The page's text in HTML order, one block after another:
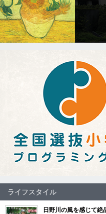
ライフスタイル
日野川の風を感じて